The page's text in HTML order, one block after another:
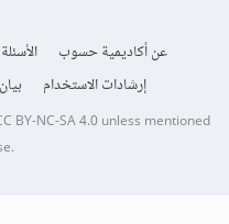
عن أكاديمية حسوب
إرشادات الاستخدام
CC BY-NC-SA 4.0unless mentioned